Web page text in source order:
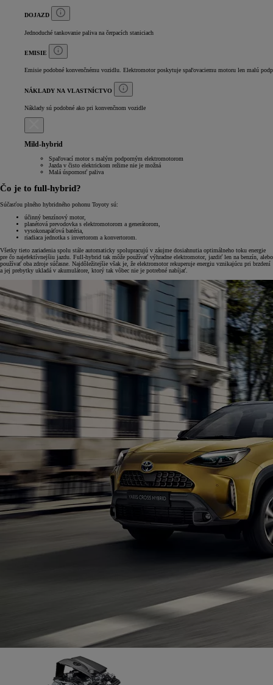
DOJAZD
Jednoduché tankovanie paliva na čerpacích staniciach
EMISIE
Emisie podobné konvenčnému vozidlu. Elektromotor poskytuje spaľovaciemu motoru len malú
NÁKLADY NA VLASTNÍCTVO
Náklady sú podobné ako pri konvenčnom vozidle
Mild-hybrid
Spaľovací motor s malým podporným elektromotorom
Jazda v čisto elektrickom režime nie je možná
Malá úspornosť paliva
Čo je to full-hybrid?
Súčasťou plného hybridného pohonu Toyoty sú:
účinný benzínový motor,
planétová prevodovka s elektromotorom a generátorom,
vysokonapäťová batéria,
riadiaca jednotka s invertorom a konvertorom.
Všetky tieto zariadenia spolu stále automaticky spolupracujú v záujme dosiahnutia optimálneho toku energie
pre čo najefektívnejšiu jazdu. Full-hybrid tak môže používať výhradne elektromotor, jazdiť len na benzín, alebo
používať oba zdroje súčasne. Najdôležitejšie však je, že elektromotor rekuperuje energiu vznikajúcu pri brzdení
a jej prebytky ukladá v akumulátore, ktorý tak vôbec nie je potrebné nabíjať.